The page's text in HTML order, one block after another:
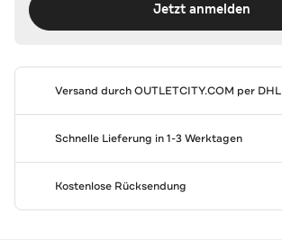
Jetzt anmelden
Versand durchOUTLETCITY.COM per DHL
Schnelle Lieferung in 1-3 Werktagen
Kostenlose Rücksendung